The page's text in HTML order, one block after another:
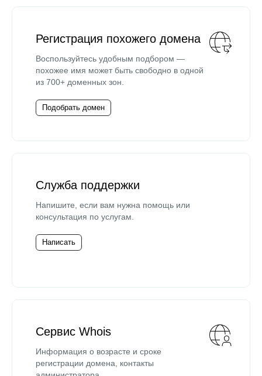
Регистрация похожего домена
Воспользуйтесь удобным подбором —
похожее имя может быть свободно в одной
из 700+ доменных зон.
Подобрать домен
Служба поддержки
Напишите, если вам нужна помощь или
консультация по услугам.
Написать
Сервис Whois
Информация о возрасте и сроке
регистрации домена, контакты